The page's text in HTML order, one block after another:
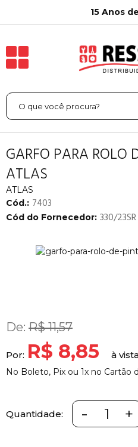
15 Anos
GARFO PARA ROLO
ATLAS
ATLAS
Cód.: 7403
Cód do Fornecedor: 330/23SR
De: R$ 11,57
Por: R$ 8,85
No Boleto, Pix ou 1x no Cartão
Quantidade: - +